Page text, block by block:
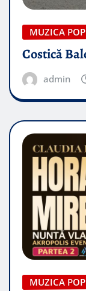
MUZICA
Costică
admin
MUZICA